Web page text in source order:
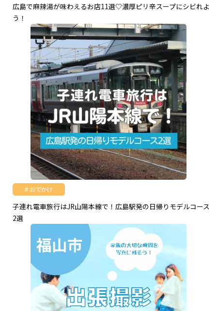
広島で麻辣湯が味わえるお店11選♡濃厚ピリ辛スープにシビれよ
う！
おでかけ
子連れ電車旅行はJR山陽本線で！広島駅発の日帰りモデルコース
2選